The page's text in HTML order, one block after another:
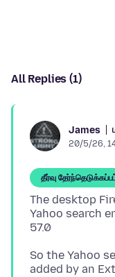
All Replies (1)
James
20/5/26,
தீர்வு
The desktop
Yahoo search
So the Yahoo
added by an